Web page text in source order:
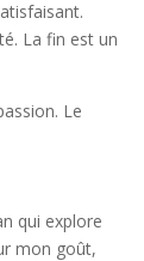
La fin est un
Le
qui explore
mon goût,